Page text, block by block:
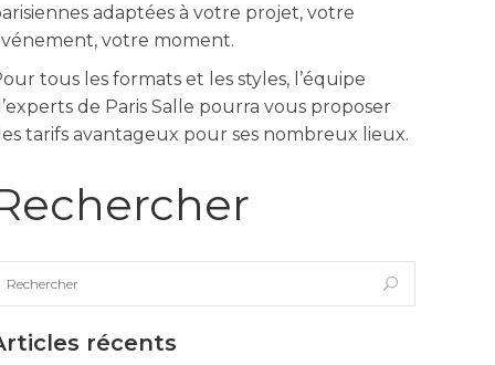
adaptées à votre projet, votre
votre moment.
tous les formats et les styles, l’équipe
de Paris Salle pourra vous proposer
tarifs avantageux pour ses nombreux lieux.
récents